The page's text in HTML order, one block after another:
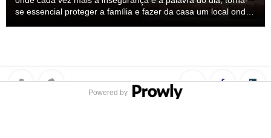
se essencial proteger a família e fazer da casa um local onde
Powered by